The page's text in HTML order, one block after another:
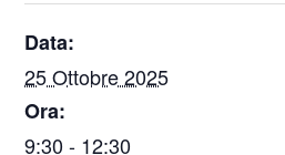
Data:
25 Ottobre 2025
Ora:
9:30 - 12:30